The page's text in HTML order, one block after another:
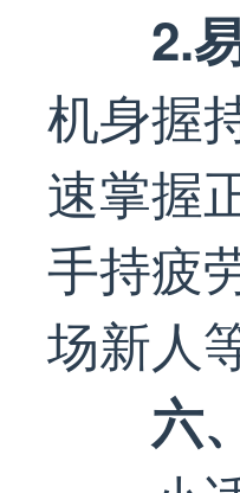
2.
机身握
速掌握
手持疲
场新人
六